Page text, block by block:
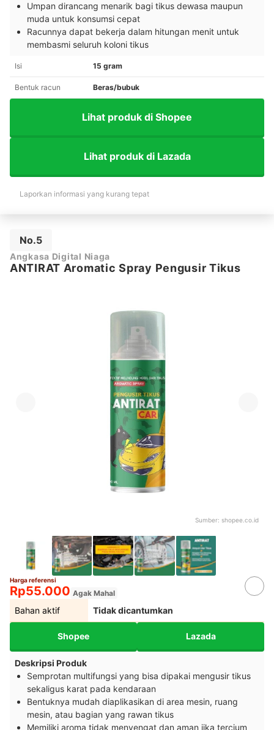
Umpan dirancang menarik bagi tikus dewasa maupun
muda untuk konsumsi cepat
Racunnya dapat bekerja dalam hitungan menit untuk
membasmi seluruh koloni tikus
Isi 15 gram
Bentuk racun Beras/bubuk
Lihat produk di Shopee
Lihat produk di Lazada
Laporkan informasi yang kurang tepat
No.5
Angkasa Digital Niaga
ANTIRAT Aromatic Spray Pengusir Tikus
Sumber: shopee.co.id
Harga referensi
Rp55.000 Agak Mahal
Bahan aktif Tidak dicantumkan
Shopee Lazada
Deskripsi Produk
Semprotan multifungsi yang bisa dipakai mengusir tikus
sekaligus karat pada kendaraan
Bentuknya mudah diaplikasikan di area mesin, ruang
mesin, atau bagian yang rawan tikus
Memiliki aroma tidak menyengat dan aman jika tercium